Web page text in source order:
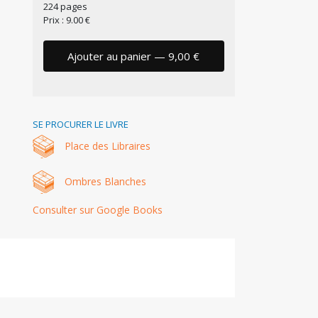
224 pages
Prix : 9.00 €
Ajouter au panier — 9,00 €
SE PROCURER LE LIVRE
Place des Libraires
Ombres Blanches
Consulter sur Google Books